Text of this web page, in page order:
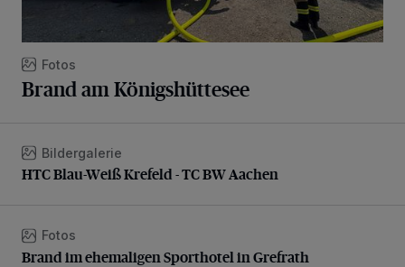
Fotos
Brand am Königshüttesee
HTC Blau-Weiß Krefeld - TC BW Aachen
Bildergalerie
HTC Blau-Weiß Krefeld - TC BW Aachen
Brand im ehemaligen Sporthotel in Grefrath
Fotos
Brand im ehemaligen Sporthotel in Grefrath